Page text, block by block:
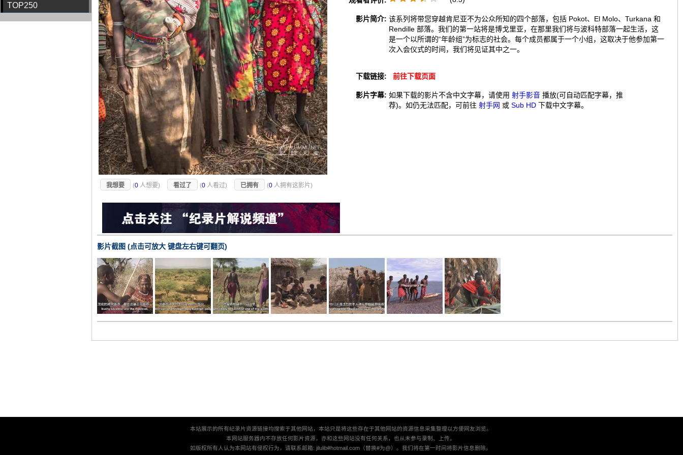
TOP250
影片简介: 该系列将带您穿越肯尼亚不为公众所知的四个部落，包括 Pokot、El Molo、Turkana 和
Rendille 部落。我们的第一站将是博戈里亚，在那里我们将与波科特部落一起生活，这
是一个以所谓的“年龄组”为标志的社会。每个成员都属于一个小组，这取决于他参加第一
次入会仪式的时间，我们将见证其中之一。
下载链接: 前往下载页面
影片字幕: 如果下载的影片不含中文字幕，请使用 射手影音 播放(可自动匹配字幕，推
荐)。如仍无法匹配，可前往 射手网 或 Sub HD 下载中文字幕。
我想要 (0 人想要) 看过了 (0 人看过) 已拥有 (0 人拥有这影片)
影片截图 (点击可放大 键盘左右键可翻页)
本站展示的所有纪录片资源链接均搜索于其他网站，本站只是将这些存在于其他网站的资源信息采集整理以方便网友浏览。
本网站服务器内不存放任何影片资源，亦和这些网站没有任何关系，也从未参与录制、上传。
如版权所有人认为本网站有侵权行为，请联系邮箱: jilulib#hotmail.com（替换#为@）。我们将在第一时间将影片信息删除。